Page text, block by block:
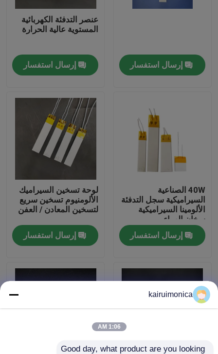
المنزل
أشرطة فيديو
عرض الواقع الافتراضي
معلومات عنا
جولة في المعمل
اتصل بنا
اطلب اقتباس
إرسال استفسار
عنصر التدفئة الكهربائية
المستوية عالية الحرارة
إرسال استفسار
40W الصناعية
السيراميكية سجل التدفئة
الألومينا السيراميكية
سخان الهواء
إرسال استفسار
لوحة تسخين السيراميك
الألومنيوم تسخين سريع
لتسخين المعادن / العفن
إرسال استفسار
kairuimonica
1:06 AM
Good day, what product are you looking